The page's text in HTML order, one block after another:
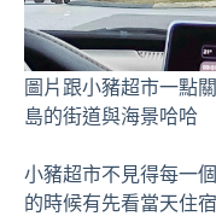
圖片跟小豬超市一點
島的街道與海景哈哈
小豬超市不見得每一
的時候有先看當天住